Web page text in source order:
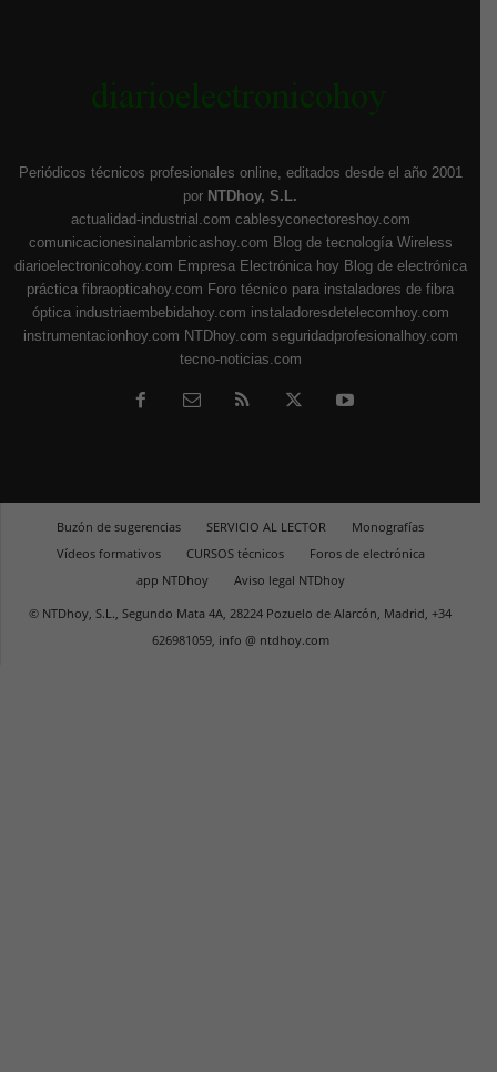
Periódicos técnicos profesionales online, editados desde el año 2001
por NTDhoy, S.L.
actualidad-industrial.com cablesyconectoreshoy.com
comunicacionesinalambricashoy.com Blog de tecnología Wireless
diarioelectronicohoy.com Empresa Electrónica hoy Blog de electrónica
práctica fibraopticahoy.com Foro técnico para instaladores de fibra
óptica industriaembebidahoy.com instaladoresdetelecomhoy.com
instrumentacionhoy.com NTDhoy.com seguridadprofesionalhoy.com
tecno-noticias.com
Buzón de sugerencias SERVICIO AL LECTOR
Monografías
Vídeos formativos
CURSOS técnicos
Foros de electrónica
app NTDhoy
Aviso legal NTDhoy
© NTDhoy, S.L., Segundo Mata 4A, 28224 Pozuelo de Alarcón, Madrid, +34
626981059, info @ ntdhoy.com